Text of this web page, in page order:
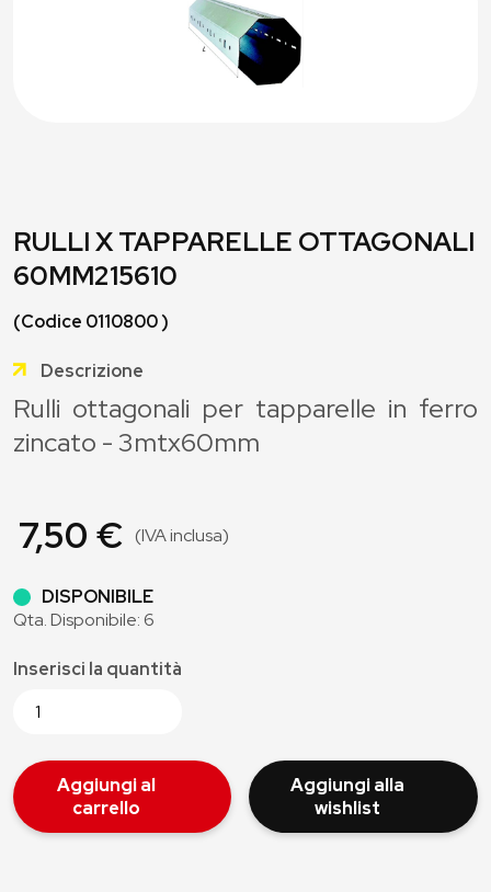
RULLI X TAPPARELLE OTTAGONALI
60MM215610
(Codice 0110800 )
Descrizione
Rulli ottagonali per tapparelle in ferro
zincato - 3mtx60mm
7,50 € (IVA inclusa)
DISPONIBILE
Qta. Disponibile: 6
Inserisci la quantità
Aggiungi al
carrello
Aggiungi alla
wishlist